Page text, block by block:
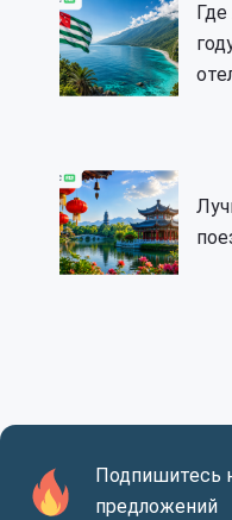
Подпишитесь
предложений